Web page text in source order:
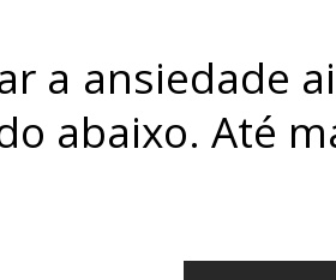
a ansiedade
abaixo. Até